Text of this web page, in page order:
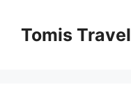
conținutTomis Travel